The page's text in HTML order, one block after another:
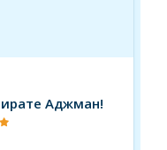
Аджман!